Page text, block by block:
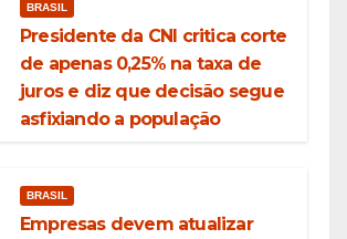
BRASIL
Presidente da CNI critica corte
de apenas 0,25% na taxa de
juros e diz que decisão segue
asfixiando a população
BRASIL
Empresas devem atualizar